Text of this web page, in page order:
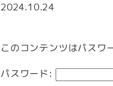
2024.10.24
このコンテンツはパスワ
パスワード: